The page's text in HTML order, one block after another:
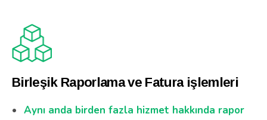
Birleşik Raporlama ve Fatura işlemleri
Aynı anda birden fazla hizmet hakkında rapor